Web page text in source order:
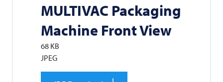
MULTIVAC Packaging
Machine Front View
68 KB
JPEG